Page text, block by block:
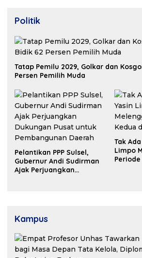
Politik
Tatap Pemilu 2029, Golkar dan
Persen Pemilih Muda
Pelantikan PPP Sulsel,
Gubernur Andi Sudirman
Ajak Perjuangkan
Tak
Limpo
Kampus